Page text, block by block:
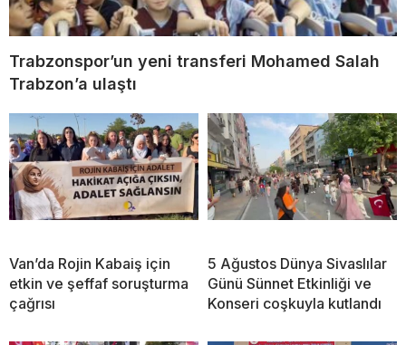
Trabzonspor’un yeni transferi Mohamed Salah
Trabzon’a ulaştı
Van’da Rojin Kabaiş için
etkin ve şeffaf soruşturma
çağrısı
5 Ağustos Dünya Sivaslılar
Günü Sünnet Etkinliği ve
Konseri coşkuyla kutlandı